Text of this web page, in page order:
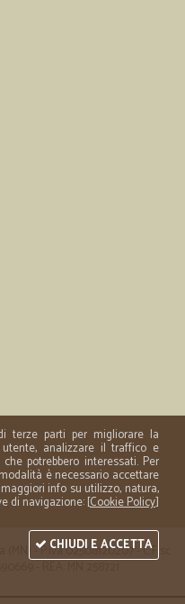
- P.iva 02508120207 - C.Fisc
- REA: MN 258721
terze parti per migliorare la
utente, analizzare il traffico e
potrebbero interessati. Per
è necessario accettare
info su utilizzo, natura,
di navigazione: [Cookie Policy]
CHIUDI E ACCETTA